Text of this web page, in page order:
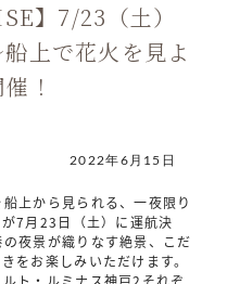
】7/23（土）
船上で花火を見よ
！
2022年6月15日
上から見られる、一夜限り
7月23日（土）に運航決
夜景が織りなす絶景、こだ
をお楽しみいただけます。
ト・ルミナス神戸2それぞ